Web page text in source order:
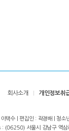
회사소개 개인정보취
택수 | 편집인 : 곽경배 |
(06250) 서울시 강남구